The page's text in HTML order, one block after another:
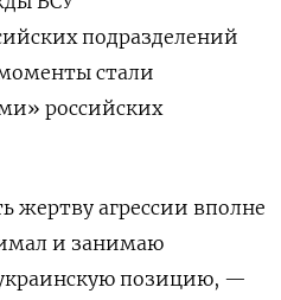
подразделений
стали
российских
жертву агрессии вполне
и занимаю
позицию, —